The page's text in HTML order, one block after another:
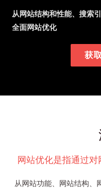
从网站结构和性能、搜索
全面网站优化
获
网站优化是指通过
从网站功能、网站结构、